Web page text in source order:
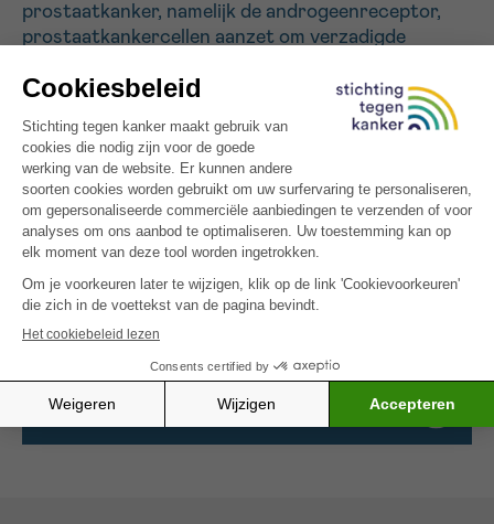
prostaatkanker, namelijk de androgeenreceptor,
prostaatkankercellen aanzet om verzadigde
vetzuren resistent tegen zuurstof. Ze kunnen lang
bewaard worden zonder dat ze ‘rans’ worden. Zo
beschermen verzadigde vetzuren de kankercel
tegen de schadelijke invloed van zuurstof. Wanneer
we nu de aanmaak van deze vetzuren zouden
kunnen stilleggen, zouden de kankercellen veel
gevoeliger worden voor zuurstof en zouden we ze
makkelijker kunnen doden. In dit project willen we
deze strategie concreet trachten uit te werken in
de hoop hiermee mensenlevens te kunnen redden.
Alle gefinancierde projecten